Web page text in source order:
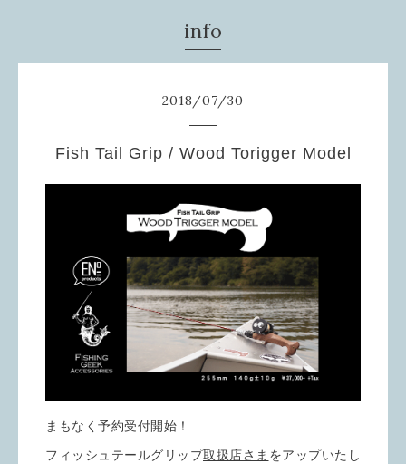
info
2018/07/30
Fish Tail Grip / Wood Torigger Model
まもなく予約受付開始！
フィッシュテールグリップ取扱店さま をアップいたし